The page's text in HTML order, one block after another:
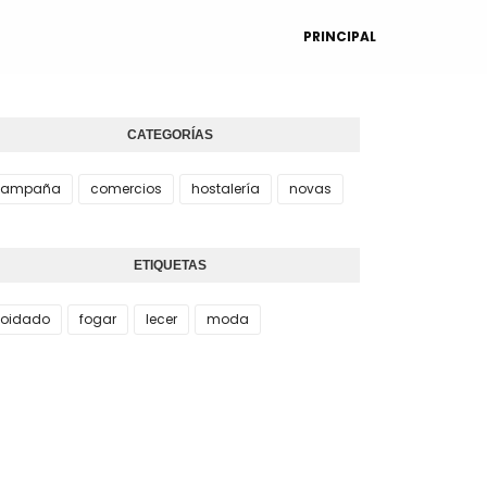
PRINCIPAL
CATEGORÍAS
comercios hostalería novas
ETIQUETAS
fogar lecer moda